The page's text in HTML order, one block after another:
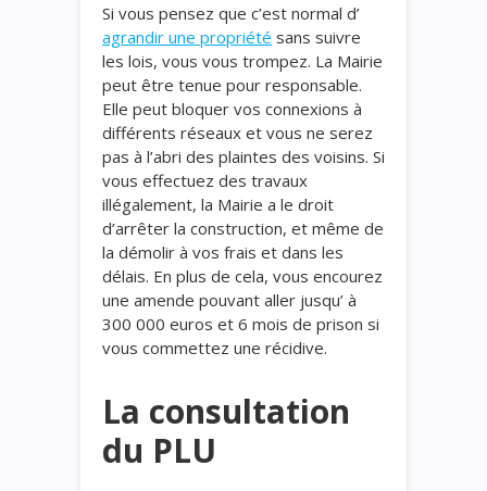
Si vous pensez que c’est normal d’
agrandir une propriété sans suivre
les lois, vous vous trompez. La Mairie
peut être tenue pour responsable.
Elle peut bloquer vos connexions à
différents réseaux et vous ne serez
pas à l’abri des plaintes des voisins. Si
vous effectuez des travaux
illégalement, la Mairie a le droit
d’arrêter la construction, et même de
la démolir à vos frais et dans les
délais. En plus de cela, vous encourez
une amende pouvant aller jusqu’ à
300 000 euros et 6 mois de prison si
vous commettez une récidive.
La consultation
du PLU